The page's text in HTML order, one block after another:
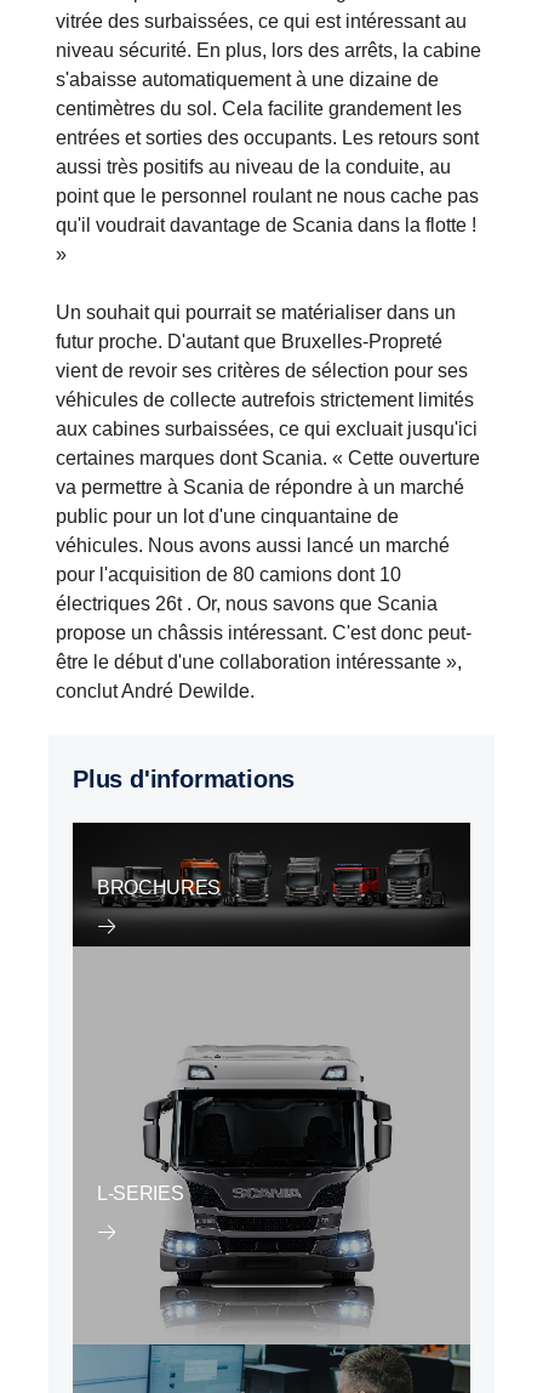
vitrée des surbaissées, ce qui est intéressant au
niveau sécurité. En plus, lors des arrêts, la cabine
s'abaisse automatiquement à une dizaine de
centimètres du sol. Cela facilite grandement les
entrées et sorties des occupants. Les retours sont
aussi très positifs au niveau de la conduite, au
point que le personnel roulant ne nous cache pas
qu'il voudrait davantage de Scania dans la flotte !
»
Un souhait qui pourrait se matérialiser dans un
futur proche. D'autant que Bruxelles-Propreté
vient de revoir ses critères de sélection pour ses
véhicules de collecte autrefois strictement limités
aux cabines surbaissées, ce qui excluait jusqu'ici
certaines marques dont Scania. « Cette ouverture
va permettre à Scania de répondre à un marché
public pour un lot d'une cinquantaine de
véhicules. Nous avons aussi lancé un marché
pour l'acquisition de 80 camions dont 10
électriques 26t . Or, nous savons que Scania
propose un châssis intéressant. C'est donc peut-
être le début d'une collaboration intéressante »,
conclut André Dewilde.
Plus d'informations
BROCHURES
L-SERIES